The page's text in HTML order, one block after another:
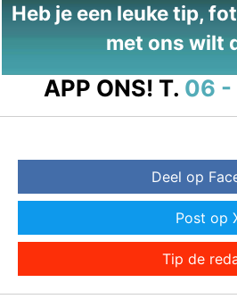
Heb je een leuke tip,
met ons wilt
APP ONS! T. 06 -
Deel op
Post op
Tip de